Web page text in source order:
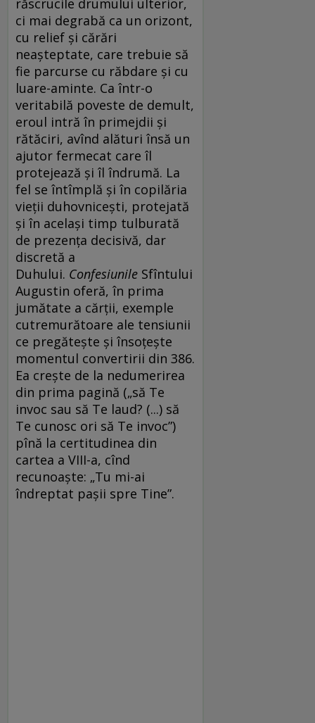
ci mai degrabă ca un orizont,
cu relief și cărări
neașteptate, care trebuie să
fie parcurse cu răbdare și cu
luare-aminte. Ca într-o
veritabilă poveste de demult,
eroul intră în primejdii și
rătăciri, avînd alături însă un
ajutor fermecat care îl
protejează și îl îndrumă. La
fel se întîmplă și în copilăria
vieții duhovnicești, protejată
și în același timp tulburată
de prezența decisivă, dar
discretă a
Duhului. Confesiunile Sfîntului
Augustin oferă, în prima
jumătate a cărții, exemple
cutremurătoare ale tensiunii
ce pregătește și însoțește
momentul convertirii din 386.
Ea crește de la nedumerirea
din prima pagină („să Te
invoc sau să Te laud? (...) să
Te cunosc ori să Te invoc”)
pînă la certitudinea din
cartea a VIII-a, cînd
recunoaște: „Tu mi-ai
îndreptat pașii spre Tine”.